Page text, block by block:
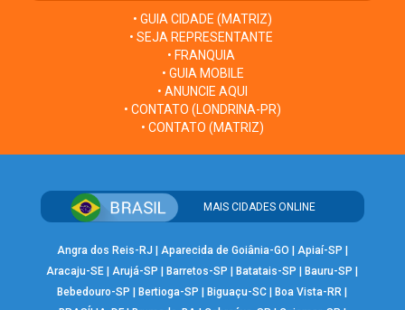
• GUIA CIDADE (MATRIZ)
• SEJA REPRESENTANTE
• FRANQUIA
• GUIA MOBILE
• ANUNCIE AQUI
• CONTATO (LONDRINA-PR)
• CONTATO (MATRIZ)
MAIS CIDADES ONLINE
Angra dos Reis-RJ Aparecida de Goiânia-GO Apiaí-SP
Aracaju-SE |Arujá-SP Barretos-SP Batatais-SP Bauru-SP
Bebedouro-SP
Bertioga-SP Biguaçu-SC Boa Vista-RR